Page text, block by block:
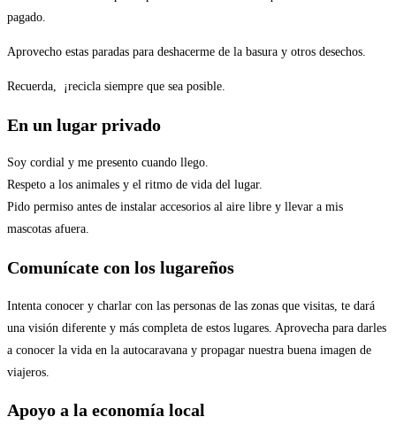
pagado.
Aprovecho estas paradas para deshacerme de la basura y otros desechos.
Recuerda, ¡recicla siempre que sea posible.
En un lugar privado
Soy cordial y me presento cuando llego.
Respeto a los animales y el ritmo de vida del lugar.
Pido permiso antes de instalar accesorios al aire libre y llevar a mis
mascotas afuera.
Comunícate con los lugareños
Intenta conocer y charlar con las personas de las zonas que visitas, te dará
una visión diferente y más completa de estos lugares. Aprovecha para darles
a conocer la vida en la autocaravana y propagar nuestra buena imagen de
viajeros.
Apoyo a la economía local